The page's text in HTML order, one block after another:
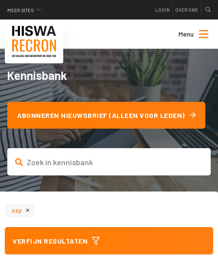
MEER SITES LOGIN OVER ONS
Menu
Kennisbank
ABONNEREN NIEUWSBRIEF (ALLEEN VOOR LEDEN)
zzp ×
VERFIJN RESULTATEN